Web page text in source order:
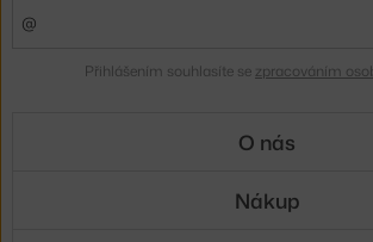
Přihlášením souhlasíte se zpracováním
O nás
Nákup